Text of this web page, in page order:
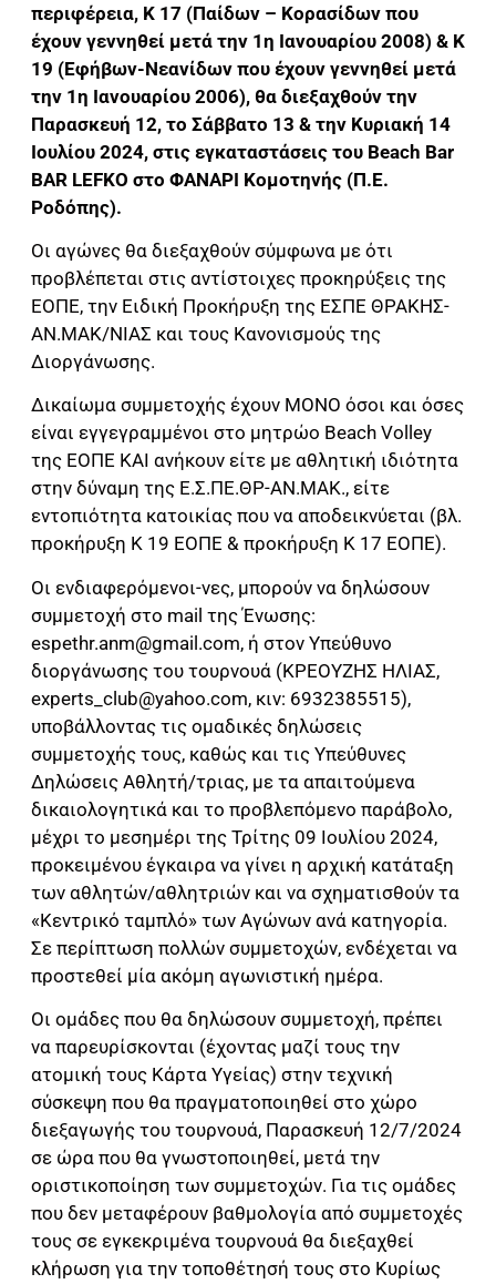
περιφέρεια, Κ 17 (Παίδων – Κορασίδων που
έχουν γεννηθεί μετά την 1η Ιανουαρίου 2008) & Κ
19 (Εφήβων-Νεανίδων που έχουν γεννηθεί μετά
την 1η Ιανουαρίου 2006), θα διεξαχθούν την
Παρασκευή 12, το Σάββατο 13 & την Κυριακή 14
Ιουλίου 2024, στις εγκαταστάσεις του Beach Bar
BAR LEFKO στο ΦΑΝΑΡΙ Κομοτηνής (Π.Ε.
Ροδόπης).
Οι αγώνες θα διεξαχθούν σύμφωνα με ότι
προβλέπεται στις αντίστοιχες προκηρύξεις της
ΕΟΠΕ, την Ειδική Προκήρυξη της ΕΣΠΕ ΘΡΑΚΗΣ-
ΑΝ.ΜΑΚ/ΝΙΑΣ και τους Κανονισμούς της
Διοργάνωσης.
Δικαίωμα συμμετοχής έχουν ΜΟΝΟ όσοι και όσες
είναι εγγεγραμμένοι στο μητρώο Beach Volley
της ΕΟΠΕ ΚΑΙ ανήκουν είτε με αθλητική ιδιότητα
στην δύναμη της Ε.Σ.ΠΕ.ΘΡ-ΑΝ.ΜΑΚ., είτε
εντοπιότητα κατοικίας που να αποδεικνύεται (βλ.
προκήρυξη K 19 ΕΟΠΕ & προκήρυξη K 17 ΕΟΠΕ).
Οι ενδιαφερόμενοι-νες, μπορούν να δηλώσουν
συμμετοχή στο mail της Ένωσης:
espethr.anm@gmail.com, ή στον Υπεύθυνο
διοργάνωσης του τουρνουά (ΚΡΕΟΥΖΗΣ ΗΛΙΑΣ,
experts_club@yahoo.com, κιν: 6932385515),
υποβάλλοντας τις ομαδικές δηλώσεις
συμμετοχής τους, καθώς και τις Υπεύθυνες
Δηλώσεις Αθλητή/τριας, με τα απαιτούμενα
δικαιολογητικά και το προβλεπόμενο παράβολο,
μέχρι το μεσημέρι της Τρίτης 09 Ιουλίου 2024,
προκειμένου έγκαιρα να γίνει η αρχική κατάταξη
των αθλητών/αθλητριών και να σχηματισθούν τα
«Κεντρικό ταμπλό» των Αγώνων ανά κατηγορία.
Σε περίπτωση πολλών συμμετοχών, ενδέχεται να
προστεθεί μία ακόμη αγωνιστική ημέρα.
Οι ομάδες που θα δηλώσουν συμμετοχή, πρέπει
να παρευρίσκονται (έχοντας μαζί τους την
ατομική τους Κάρτα Υγείας) στην τεχνική
σύσκεψη που θα πραγματοποιηθεί στο χώρο
διεξαγωγής του τουρνουά, Παρασκευή 12/7/2024
σε ώρα που θα γνωστοποιηθεί, μετά την
οριστικοποίηση των συμμετοχών. Για τις ομάδες
που δεν μεταφέρουν βαθμολογία από συμμετοχές
τους σε εγκεκριμένα τουρνουά θα διεξαχθεί
κλήρωση για την τοποθέτησή τους στο Κυρίως